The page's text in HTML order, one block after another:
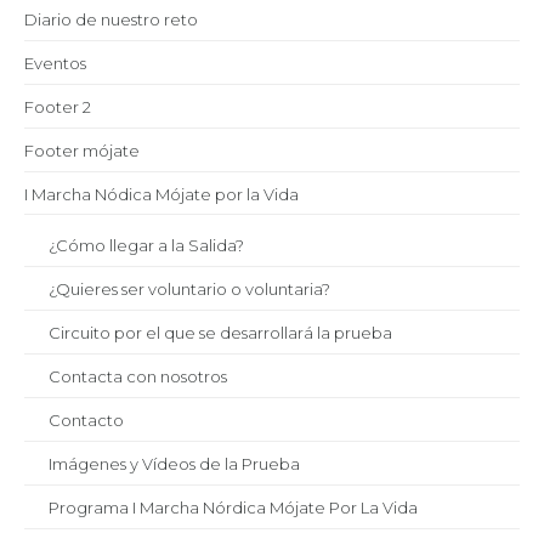
Diario de nuestro reto
Eventos
Footer 2
Footer mójate
I Marcha Nódica Mójate por la Vida
¿Cómo llegar a la Salida?
¿Quieres ser voluntario o voluntaria?
Circuito por el que se desarrollará la prueba
Contacta con nosotros
Contacto
Imágenes y Vídeos de la Prueba
Programa I Marcha Nórdica Mójate Por La Vida